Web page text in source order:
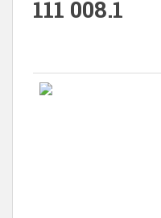
111 008.1